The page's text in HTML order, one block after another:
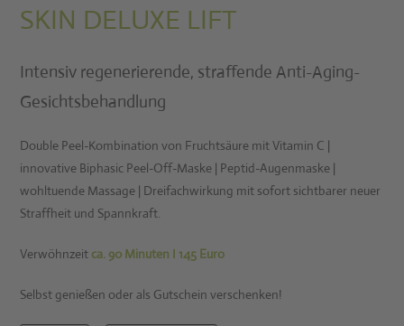
SKIN DELUXE LIFT
Intensiv regenerierende, straffende Anti-Aging-
Gesichtsbehandlung
Double Peel-Kombination von Fruchtsäure mit Vitamin C |
innovative Biphasic Peel-Off-Maske | Peptid-Augenmaske |
wohltuende Massage | Dreifachwirkung mit sofort sichtbarer neuer
Straffheit und Spannkraft.
Verwöhnzeit ca. 90 Minuten I 145 Euro
Selbst genießen oder als Gutschein verschenken!